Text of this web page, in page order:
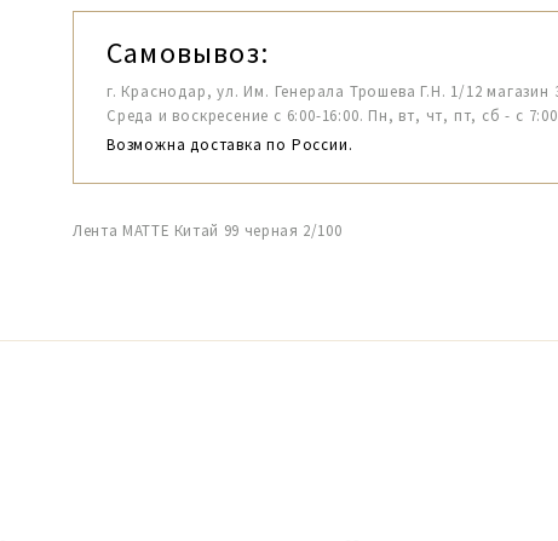
Самовывоз:
г. Краснодар, ул. Им. Генерала Трошева Г.Н. 1/12 магазин
Среда и воскресение с 6:00-16:00. Пн, вт, чт, пт, сб - с
Возможна доставка по России.
Лента MATTE Китай 99 черная 2/100